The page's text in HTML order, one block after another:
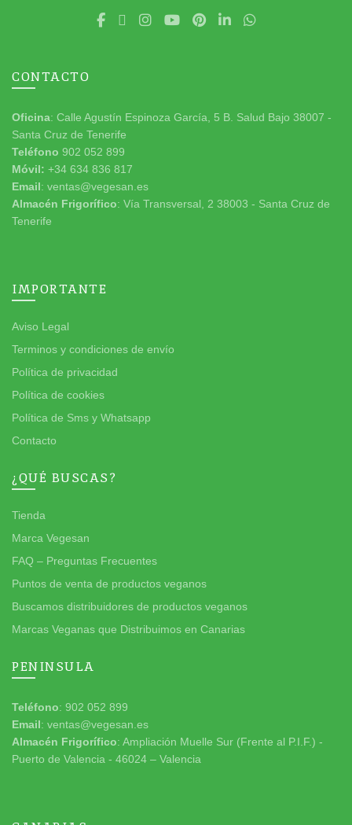
CONTACTO
Oficina: Calle Agustín Espinoza García, 5 B. Salud Bajo 38007 -
Santa Cruz de Tenerife
Teléfono 902 052 899
Móvil: +34 634 836 817
Email: ventas@vegesan.es
Almacén Frigorífico: Vía Transversal, 2 38003 - Santa Cruz de
Tenerife
IMPORTANTE
Aviso Legal
Terminos y condiciones de envío
Política de privacidad
Política de cookies
Política de Sms y Whatsapp
Contacto
¿QUÉ BUSCAS?
Tienda
Marca Vegesan
FAQ – Preguntas Frecuentes
Puntos de venta de productos veganos
Buscamos distribuidores de productos veganos
Marcas Veganas que Distribuimos en Canarias
PENINSULA
Teléfono: 902 052 899
Email: ventas@vegesan.es
Almacén Frigorífico: Ampliación Muelle Sur (Frente al P.I.F.) -
Puerto de Valencia - 46024 – Valencia